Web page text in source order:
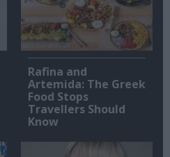
Rafina and
Artemida: The Greek
Food Stops
Travellers Should
Know